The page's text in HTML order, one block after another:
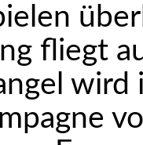
fliegt